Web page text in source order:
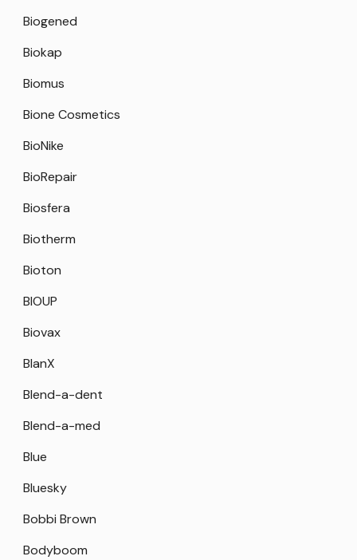
Biogened
Biokap
Biomus
Bione Cosmetics
BioNike
BioRepair
Biosfera
Biotherm
Bioton
BIOUP
Biovax
BlanX
Blend-a-dent
Blend-a-med
Blue
Bluesky
Bobbi Brown
Bodyboom